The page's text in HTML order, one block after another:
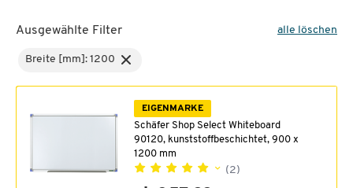
Ausgewählte Filter alle löschen
Breite [mm]: 1200
EIGENMARKE
Schäfer Shop Select Whiteboard
90120, kunststoffbeschichtet, 900 x
1200 mm
(2)